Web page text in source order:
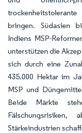
bringen. Südasien
Indiens MSP-
unterstützen die
sich durch eine
435.000 Hektar im
MSP und
Beide Märkte
Stärkeindustrien